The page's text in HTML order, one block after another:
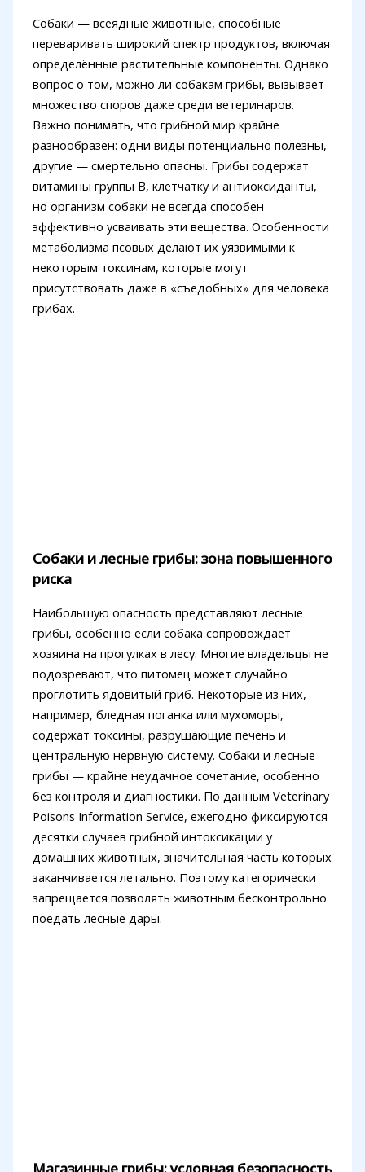
Собаки — всеядные животные, способные
переваривать широкий спектр продуктов, включая
определённые растительные компоненты. Однако
вопрос о том, можно ли собакам грибы, вызывает
множество споров даже среди ветеринаров.
Важно понимать, что грибной мир крайне
разнообразен: одни виды потенциально полезны,
другие — смертельно опасны. Грибы содержат
витамины группы B, клетчатку и антиоксиданты,
но организм собаки не всегда способен
эффективно усваивать эти вещества. Особенности
метаболизма псовых делают их уязвимыми к
некоторым токсинам, которые могут
присутствовать даже в «съедобных» для человека
грибах.
Собаки и лесные грибы: зона повышенного
риска
Наибольшую опасность представляют лесные
грибы, особенно если собака сопровождает
хозяина на прогулках в лесу. Многие владельцы не
подозревают, что питомец может случайно
проглотить ядовитый гриб. Некоторые из них,
например, бледная поганка или мухоморы,
содержат токсины, разрушающие печень и
центральную нервную систему. Собаки и лесные
грибы — крайне неудачное сочетание, особенно
без контроля и диагностики. По данным Veterinary
Poisons Information Service, ежегодно фиксируются
десятки случаев грибной интоксикации у
домашних животных, значительная часть которых
заканчивается летально. Поэтому категорически
запрещается позволять животным бесконтрольно
поедать лесные дары.
Магазинные грибы: условная безопасность